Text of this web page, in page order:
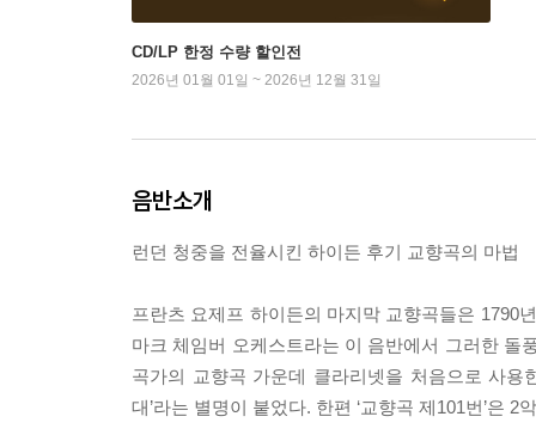
CD/LP 한정 수량 할인전
2026년 01월 01일 ~ 2026년 12월 31일
음반소개
런던 청중을 전율시킨 하이든 후기 교향곡의 마법
프란츠 요제프 하이든의 마지막 교향곡들은 1790
마크 체임버 오케스트라는 이 음반에서 그러한 돌
곡가의 교향곡 가운데 클라리넷을 처음으로 사용
대’라는 별명이 붙었다. 한편 ‘교향곡 제101번’은